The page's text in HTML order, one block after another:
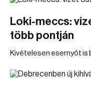
Loki-meccs:
több pontján
Kivételesen esernyőt is